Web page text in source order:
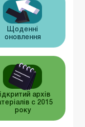
Щоденні
оновлення
архів
c 2015
року